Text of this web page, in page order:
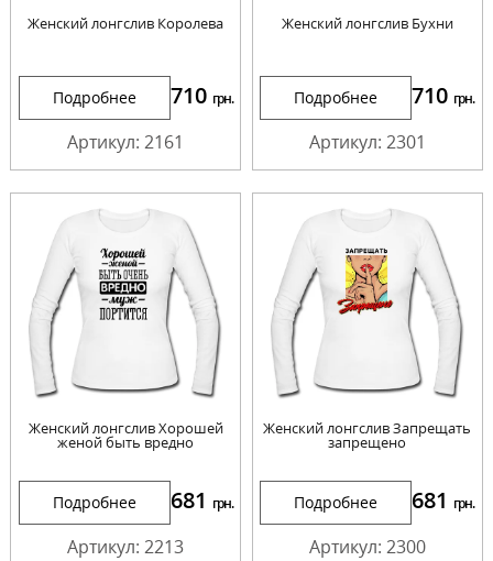
Женский лонгслив Королева
Подробнее 710 грн.
Артикул: 2161
Женский лонгслив Бухни
Подробнее 710 грн.
Артикул: 2301
Женский лонгслив Хорошей
женой быть вредно
Подробнее 681 грн.
Артикул: 2213
Женский лонгслив Запрещать
запрещено
Подробнее 681 грн.
Артикул: 2300